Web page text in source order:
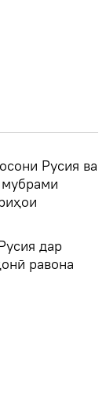
Русия ва
дар
равона